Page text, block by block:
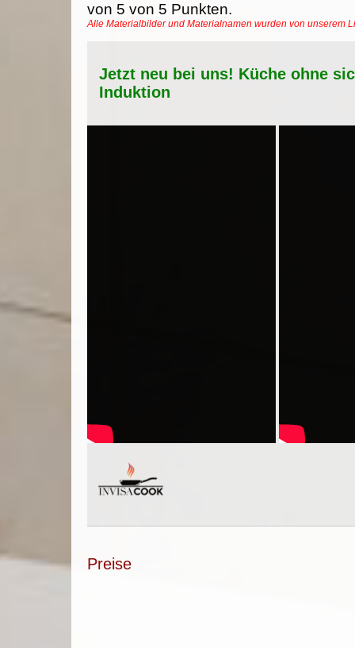
von 5 von 5 Punkten.
Alle Materialbilder und Materialnamen wurden von unserem
Jetzt neu bei uns! Küche ohne
Induktion
Preise